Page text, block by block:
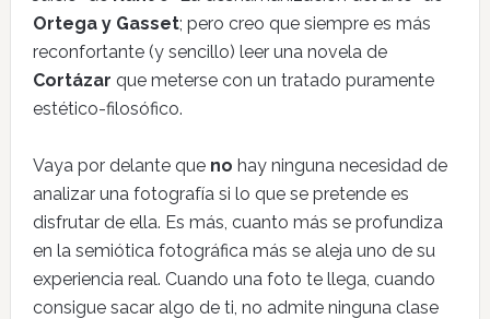
Ortega y Gasset; pero creo que siempre es más
reconfortante (y sencillo) leer una novela de
Cortázar que meterse con un tratado puramente
estético-filosófico.
Vaya por delante que no hay ninguna necesidad de
analizar una fotografía si lo que se pretende es
disfrutar de ella. Es más, cuanto más se profundiza
en la semiótica fotográfica más se aleja uno de su
experiencia real. Cuando una foto te llega, cuando
consigue sacar algo de ti, no admite ninguna clase